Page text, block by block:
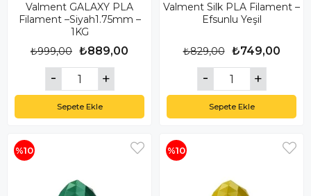
Valment GALAXY PLA
Filament –Siyah1.75mm –
1KG
₺889,00
₺999,00
Sepete Ekle
Valment Silk PLA Filament –
Efsunlu Yeşil
₺749,00
₺829,00
Sepete Ekle
%10 %10